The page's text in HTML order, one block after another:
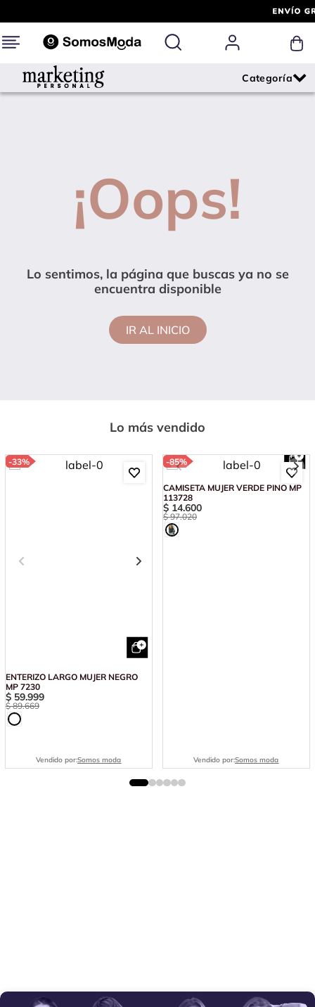
¡Oops!
Lo sentimos, la página que buscas ya no se
encuentra disponible
IR AL INICIO
Lo más vendido
-33%
ENTERIZO LARGO MUJER NEGRO
MP 7230
$ 59.999
$ 89.669
Vendido por:Somos moda
-85%
CAMISETA MUJER VERDE PINO MP
113728
$ 14.600
$ 97.020
Vendido por:Somos moda